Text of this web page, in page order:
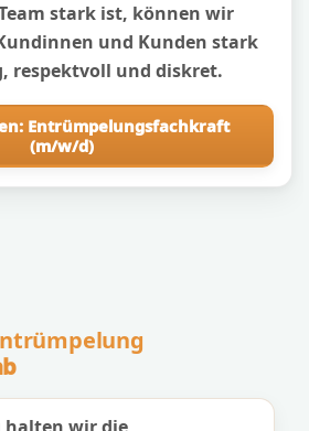
stark ist, können wir
und Kunden stark
respektvoll und diskret.
Entrümpelungsfachkraft
(m/w/d)
halten wir die